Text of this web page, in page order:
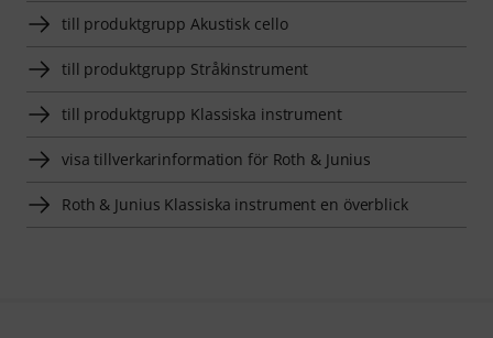
till produktgrupp Akustisk cello
till produktgrupp Stråkinstrument
till produktgrupp Klassiska instrument
visa tillverkarinformation för Roth & Junius
Roth & Junius Klassiska instrument en överblick